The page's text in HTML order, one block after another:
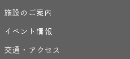
施設のご案内
イベント情報
交通・アクセス